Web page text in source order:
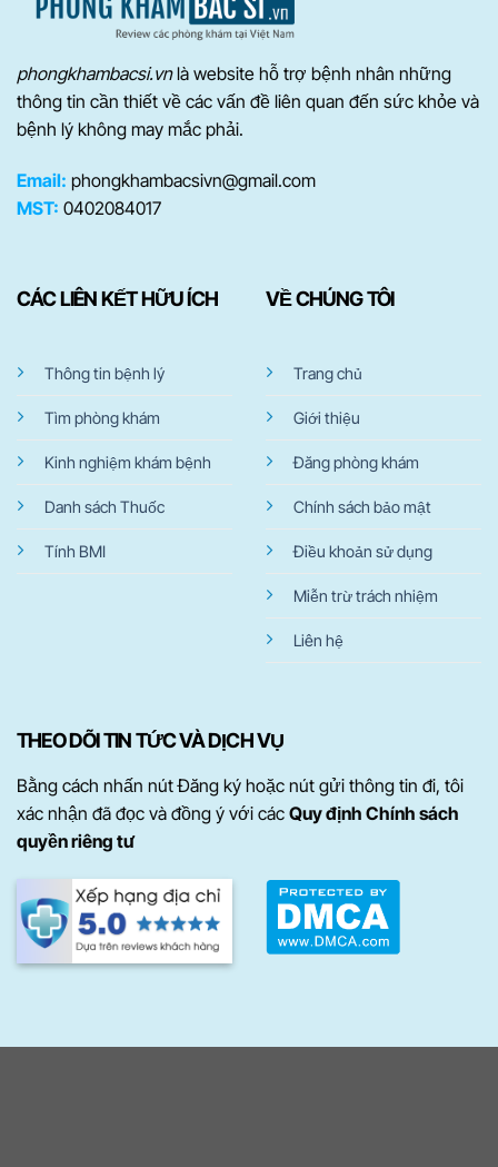
phongkhambacsi.vnlà website hỗ trợ bệnh nhân những
thông tin cần thiết về các vấn đề liên quan đến sức khỏe và
bệnh lý không may mắc phải.
Email: phongkhambacsivn@gmail.com
MST: 0402084017
CÁC LIÊN KẾT HỮU ÍCH
Thông tin bệnh lý
Tìm phòng khám
Kinh nghiệm khám bệnh
Danh sách Thuốc
Tính BMI
VỀ CHÚNG TÔI
Trang chủ
Giới thiệu
Đăng phòng khám
Chính sách bảo mật
Điều khoản sử dụng
Miễn trừ trách nhiệm
Liên hệ
THEO DÕI TIN TỨC VÀ DỊCH VỤ
Bằng cách nhấn nút Đăng ký hoặc nút gửi thông tin đi, tôi
xác nhận đã đọc và đồng ý với các Quy định Chính sách
quyền riêng tư